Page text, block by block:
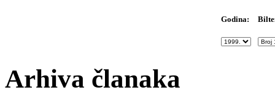
Godina:
Arhiva članaka